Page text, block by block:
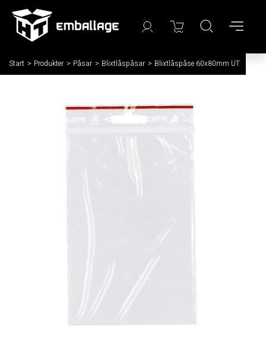
Start / Produkter / Påsar / Blixtlåspåsar / Blixtlåspåse 60x80mm UT